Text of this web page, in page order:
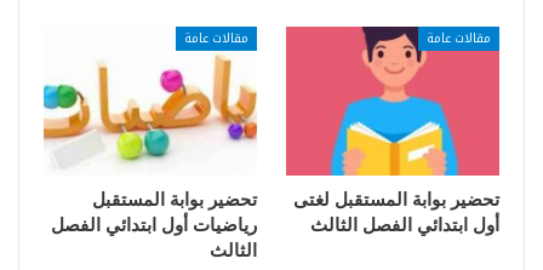
مقالات عامة
تحضير بوابة المستقبل لغتى
أول ابتدائي الفصل الثالث
مقالات عامة
تحضير بوابة المستقبل
رياضيات أول ابتدائي الفصل
الثالث